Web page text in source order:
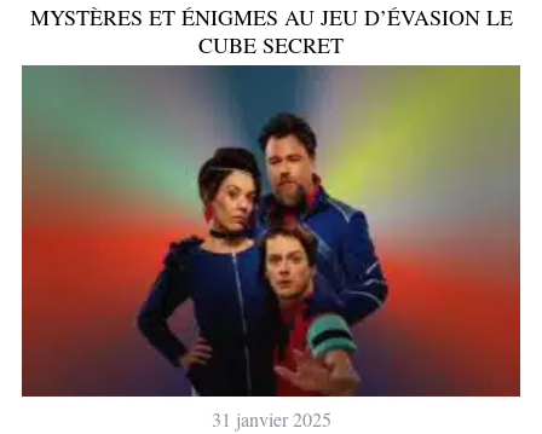
MYSTÈRES ET ÉNIGMES AU JEU D’ÉVASION LE
CUBE SECRET
31 janvier 2025